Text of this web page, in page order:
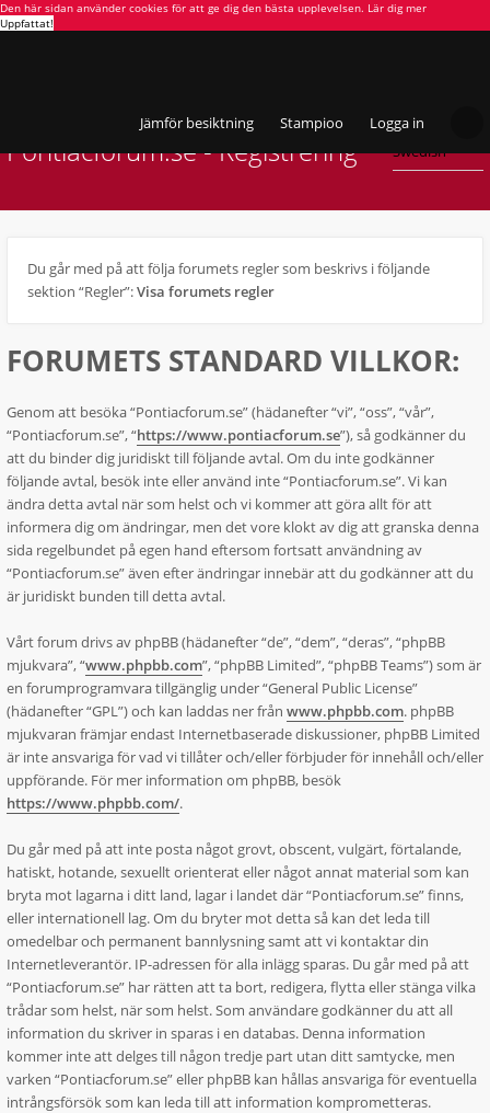
Den här sidan använder cookies för att ge dig den bästa upplevelsen. Lär dig mer
Uppfattat!
Jämför besiktning Stampioo Logga in
Pontiacforum.se - Registrering
Du går med på att följa forumets regler som beskrivs i följande
sektion “Regler”:Visa forumets regler
FORUMETS STANDARD VILLKOR:
Genom att besöka “Pontiacforum.se” (hädanefter “vi”, “oss”, “vår”,
“Pontiacforum.se”, “https://www.pontiacforum.se”), så godkänner du
att du binder dig juridiskt till följande avtal. Om du inte godkänner
följande avtal, besök inte eller använd inte “Pontiacforum.se”. Vi kan
ändra detta avtal när som helst och vi kommer att göra allt för att
informera dig om ändringar, men det vore klokt av dig att granska denna
sida regelbundet på egen hand eftersom fortsatt användning av
“Pontiacforum.se” även efter ändringar innebär att du godkänner att du
är juridiskt bunden till detta avtal.
Vårt forum drivs av phpBB (hädanefter “de”, “dem”, “deras”, “phpBB
mjukvara”, “www.phpbb.com”, “phpBB Limited”, “phpBB Teams”) som är
en forumprogramvara tillgänglig under “General Public License”
(hädanefter “GPL”) och kan laddas ner från www.phpbb.com. phpBB
mjukvaran främjar endast Internetbaserade diskussioner, phpBB Limited
är inte ansvariga för vad vi tillåter och/eller förbjuder för innehåll och/eller
uppförande. För mer information om phpBB, besök
https://www.phpbb.com/.
Du går med på att inte posta något grovt, obscent, vulgärt, förtalande,
hatiskt, hotande, sexuellt orienterat eller något annat material som kan
bryta mot lagarna i ditt land, lagar i landet där “Pontiacforum.se” finns,
eller internationell lag. Om du bryter mot detta så kan det leda till
omedelbar och permanent bannlysning samt att vi kontaktar din
Internetleverantör. IP-adressen för alla inlägg sparas. Du går med på att
“Pontiacforum.se” har rätten att ta bort, redigera, flytta eller stänga vilka
trådar som helst, när som helst. Som användare godkänner du att all
information du skriver in sparas i en databas. Denna information
kommer inte att delges till någon tredje part utan ditt samtycke, men
varken “Pontiacforum.se” eller phpBB kan hållas ansvariga för eventuella
intrångsförsök som kan leda till att information komprometteras.